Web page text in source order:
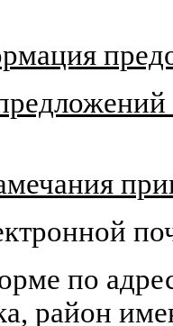
по
район